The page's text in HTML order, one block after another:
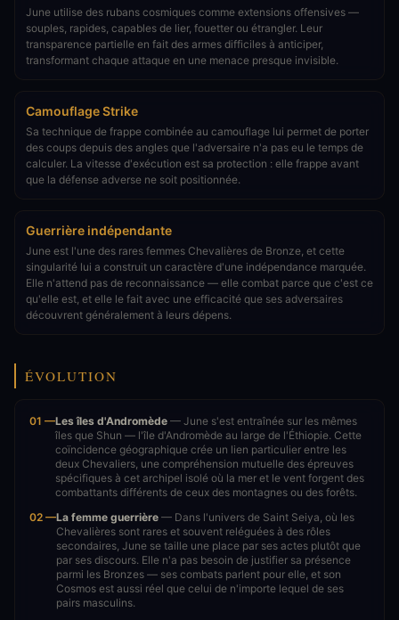
June utilise des rubans cosmiques comme extensions offensives —
souples, rapides, capables de lier, fouetter ou étrangler. Leur
transparence partielle en fait des armes difficiles à anticiper,
transformant chaque attaque en une menace presque invisible.
Camouflage Strike
Sa technique de frappe combinée au camouflage lui permet de porter
des coups depuis des angles que l'adversaire n'a pas eu le temps de
calculer. La vitesse d'exécution est sa protection : elle frappe avant
que la défense adverse ne soit positionnée.
Guerrière indépendante
June est l'une des rares femmes Chevalières de Bronze, et cette
singularité lui a construit un caractère d'une indépendance marquée.
Elle n'attend pas de reconnaissance — elle combat parce que c'est ce
qu'elle est, et elle le fait avec une efficacité que ses adversaires
découvrent généralement à leurs dépens.
ÉVOLUTION
01 —Les îles d'Andromède — June s'est entraînée sur les mêmes
îles que Shun — l'île d'Andromède au large de l'Éthiopie. Cette
coïncidence géographique crée un lien particulier entre les
deux Chevaliers, une compréhension mutuelle des épreuves
spécifiques à cet archipel isolé où la mer et le vent forgent des
combattants différents de ceux des montagnes ou des forêts.
02 —La femme guerrière — Dans l'univers de Saint Seiya, où les
Chevalières sont rares et souvent reléguées à des rôles
secondaires, June se taille une place par ses actes plutôt que
par ses discours. Elle n'a pas besoin de justifier sa présence
parmi les Bronzes — ses combats parlent pour elle, et son
Cosmos est aussi réel que celui de n'importe lequel de ses
pairs masculins.